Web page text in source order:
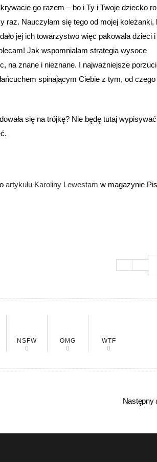
go razem – bo i Ty i Twoje dziecko
raz. Nauczyłam się tego od mojej koleżanki,
jej ich towarzystwo więc pakowała dzieci i
Jak wspomniałam strategia wysoce
na znane i nieznane. I najważniejsze
spinającym Ciebie z tym, od czego
się na trójkę? Nie będę tutaj wypisywać
artykułu Karoliny Lewestam w magazynie
NSFW
0
OMG
0
WTF
0
Następny